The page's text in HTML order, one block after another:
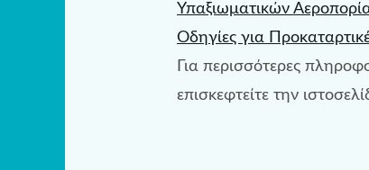
Υπαξιωματικών
Οδηγίες για
Για περισσότερες
επισκεφτείτε την